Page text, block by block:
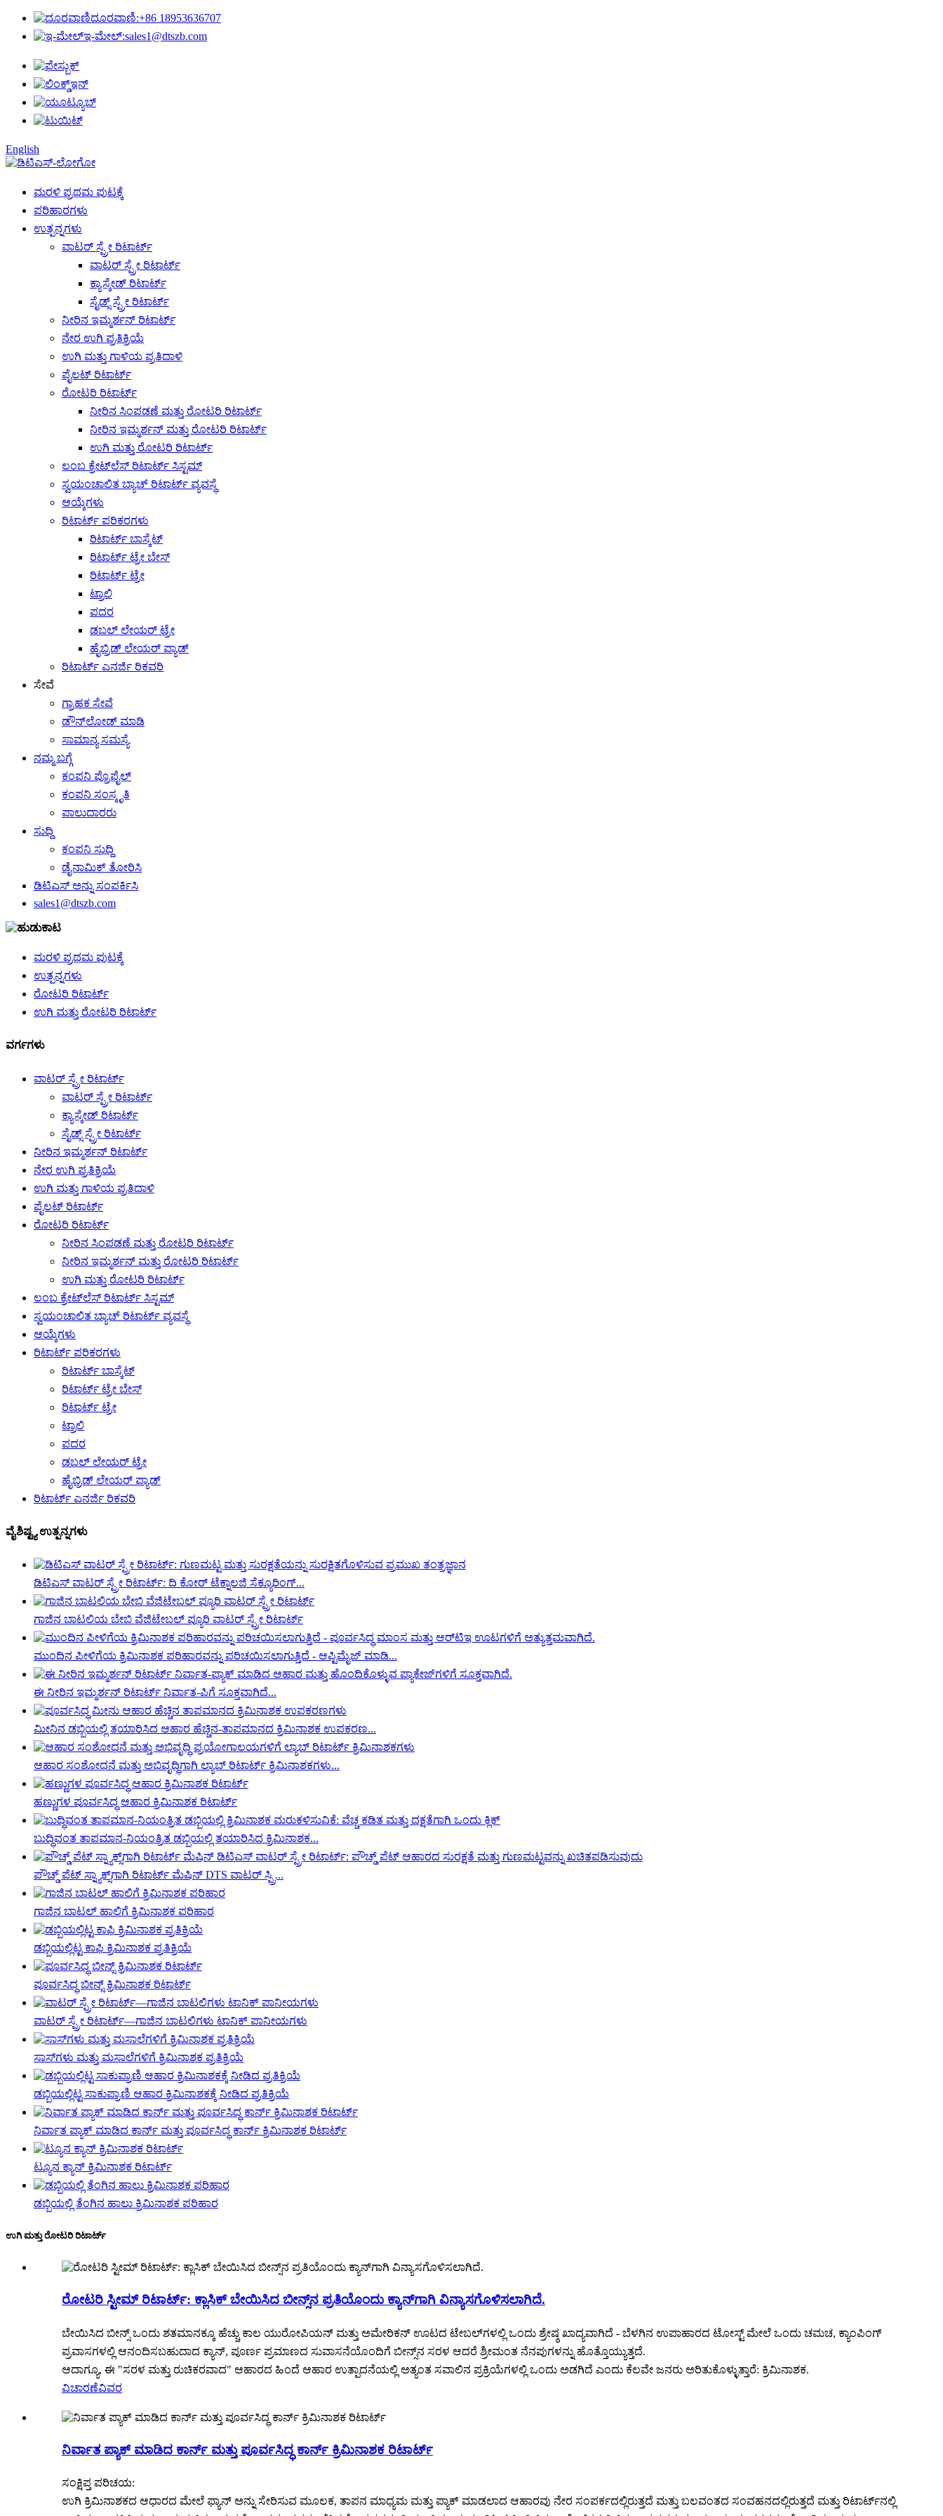
ದೂರವಾಣಿ:+86 18953636707
ಇ-ಮೇಲ್:sales1@dtszb.com
English
ಮರಳಿ ಪ್ರಥಮ ಪುಟಕ್ಕೆ
ಪರಿಹಾರಗಳು
ಉತ್ಪನ್ನಗಳು
ವಾಟರ್ ಸ್ಪ್ರೇ ರಿಟಾರ್ಟ್
ವಾಟರ್ ಸ್ಪ್ರೇ ರಿಟಾರ್ಟ್
ಕ್ಯಾಸ್ಕೇಡ್ ರಿಟಾರ್ಟ್
ಸೈಡ್ಸ್ ಸ್ಪ್ರೇ ರಿಟಾರ್ಟ್
ನೀರಿನ ಇಮ್ಮರ್ಶನ್ ರಿಟಾರ್ಟ್
ನೇರ ಉಗಿ ಪ್ರತಿಕ್ರಿಯೆ
ಉಗಿ ಮತ್ತು ಗಾಳಿಯ ಪ್ರತಿದಾಳಿ
ಪೈಲಟ್ ರಿಟಾರ್ಟ್
ರೋಟರಿ ರಿಟಾರ್ಟ್
ನೀರಿನ ಸಿಂಪಡಣೆ ಮತ್ತು ರೋಟರಿ ರಿಟಾರ್ಟ್
ನೀರಿನ ಇಮ್ಮರ್ಶನ್ ಮತ್ತು ರೋಟರಿ ರಿಟಾರ್ಟ್
ಉಗಿ ಮತ್ತು ರೋಟರಿ ರಿಟಾರ್ಟ್
ಲಂಬ ಕ್ರೇಟ್‌ಲೆಸ್ ರಿಟಾರ್ಟ್ ಸಿಸ್ಟಮ್
ಸ್ವಯಂಚಾಲಿತ ಬ್ಯಾಚ್ ರಿಟಾರ್ಟ್ ವ್ಯವಸ್ಥೆ
ಆಯ್ಕೆಗಳು
ರಿಟಾರ್ಟ್ ಪರಿಕರಗಳು
ರಿಟಾರ್ಟ್ ಬಾಸ್ಕೆಟ್
ರಿಟಾರ್ಟ್ ಟ್ರೇ ಬೇಸ್
ರಿಟಾರ್ಟ್ ಟ್ರೇ
ಟ್ರಾಲಿ
ಪದರ
ಡಬಲ್ ಲೇಯರ್ ಟ್ರೇ
ಹೈಬ್ರಿಡ್ ಲೇಯರ್ ಪ್ಯಾಡ್
ರಿಟಾರ್ಟ್ ಎನರ್ಜಿ ರಿಕವರಿ
ಸೇವೆ
ಗ್ರಾಹಕ ಸೇವೆ
ಡೌನ್‌ಲೋಡ್ ಮಾಡಿ
ಸಾಮಾನ್ಯ ಸಮಸ್ಯೆ
ನಮ್ಮ ಬಗ್ಗೆ
ಕಂಪನಿ ಪ್ರೊಫೈಲ್
ಕಂಪನಿ ಸಂಸ್ಕೃತಿ
ಪಾಲುದಾರರು
ಸುದ್ದಿ
ಕಂಪನಿ ಸುದ್ದಿ
ಡೈನಾಮಿಕ್ ತೋರಿಸಿ
ಡಿಟಿಎಸ್ ಅನ್ನು ಸಂಪರ್ಕಿಸಿ
sales1@dtszb.com
ಮರಳಿ ಪ್ರಥಮ ಪುಟಕ್ಕೆ
ಉತ್ಪನ್ನಗಳು
ರೋಟರಿ ರಿಟಾರ್ಟ್
ಉಗಿ ಮತ್ತು ರೋಟರಿ ರಿಟಾರ್ಟ್
ವರ್ಗಗಳು
ವಾಟರ್ ಸ್ಪ್ರೇ ರಿಟಾರ್ಟ್
ವಾಟರ್ ಸ್ಪ್ರೇ ರಿಟಾರ್ಟ್
ಕ್ಯಾಸ್ಕೇಡ್ ರಿಟಾರ್ಟ್
ಸೈಡ್ಸ್ ಸ್ಪ್ರೇ ರಿಟಾರ್ಟ್
ನೀರಿನ ಇಮ್ಮರ್ಶನ್ ರಿಟಾರ್ಟ್
ನೇರ ಉಗಿ ಪ್ರತಿಕ್ರಿಯೆ
ಉಗಿ ಮತ್ತು ಗಾಳಿಯ ಪ್ರತಿದಾಳಿ
ಪೈಲಟ್ ರಿಟಾರ್ಟ್
ರೋಟರಿ ರಿಟಾರ್ಟ್
ನೀರಿನ ಸಿಂಪಡಣೆ ಮತ್ತು ರೋಟರಿ ರಿಟಾರ್ಟ್
ನೀರಿನ ಇಮ್ಮರ್ಶನ್ ಮತ್ತು ರೋಟರಿ ರಿಟಾರ್ಟ್
ಉಗಿ ಮತ್ತು ರೋಟರಿ ರಿಟಾರ್ಟ್
ಲಂಬ ಕ್ರೇಟ್‌ಲೆಸ್ ರಿಟಾರ್ಟ್ ಸಿಸ್ಟಮ್
ಸ್ವಯಂಚಾಲಿತ ಬ್ಯಾಚ್ ರಿಟಾರ್ಟ್ ವ್ಯವಸ್ಥೆ
ಆಯ್ಕೆಗಳು
ರಿಟಾರ್ಟ್ ಪರಿಕರಗಳು
ರಿಟಾರ್ಟ್ ಬಾಸ್ಕೆಟ್
ರಿಟಾರ್ಟ್ ಟ್ರೇ ಬೇಸ್
ರಿಟಾರ್ಟ್ ಟ್ರೇ
ಟ್ರಾಲಿ
ಪದರ
ಡಬಲ್ ಲೇಯರ್ ಟ್ರೇ
ಹೈಬ್ರಿಡ್ ಲೇಯರ್ ಪ್ಯಾಡ್
ರಿಟಾರ್ಟ್ ಎನರ್ಜಿ ರಿಕವರಿ
ವೈಶಿಷ್ಟ್ಯ ಉತ್ಪನ್ನಗಳು
ಡಿಟಿಎಸ್ ವಾಟರ್ ಸ್ಪ್ರೇ ರಿಟಾರ್ಟ್: ದಿ ಕೋರ್ ಟೆಕ್ನಾಲಜಿ ಸೆಕ್ಯೂರಿಂಗ್...
ಗಾಜಿನ ಬಾಟಲಿಯ ಬೇಬಿ ವೆಜಿಟೇಬಲ್ ಪ್ಯೂರಿ ವಾಟರ್ ಸ್ಪ್ರೇ ರಿಟಾರ್ಟ್
ಮುಂದಿನ ಪೀಳಿಗೆಯ ಕ್ರಿಮಿನಾಶಕ ಪರಿಹಾರವನ್ನು ಪರಿಚಯಿಸಲಾಗುತ್ತಿದೆ - ಆಪ್ಟಿಮೈಜ್ ಮಾಡಿ...
ಈ ನೀರಿನ ಇಮ್ಮರ್ಶನ್ ರಿಟಾರ್ಟ್ ನಿರ್ವಾತ-ಪಿಗೆ ಸೂಕ್ತವಾಗಿದೆ...
ಮೀನಿನ ಡಬ್ಬಿಯಲ್ಲಿ ತಯಾರಿಸಿದ ಆಹಾರ ಹೆಚ್ಚಿನ-ತಾಪಮಾನದ ಕ್ರಿಮಿನಾಶಕ ಉಪಕರಣ...
ಆಹಾರ ಸಂಶೋಧನೆ ಮತ್ತು ಅಭಿವೃದ್ಧಿಗಾಗಿ ಲ್ಯಾಬ್ ರಿಟಾರ್ಟ್ ಕ್ರಿಮಿನಾಶಕಗಳು...
ಹಣ್ಣುಗಳ ಪೂರ್ವಸಿದ್ಧ ಆಹಾರ ಕ್ರಿಮಿನಾಶಕ ರಿಟಾರ್ಟ್
ಬುದ್ಧಿವಂತ ತಾಪಮಾನ-ನಿಯಂತ್ರಿತ ಡಬ್ಬಿಯಲ್ಲಿ ತಯಾರಿಸಿದ ಕ್ರಿಮಿನಾಶಕ...
ಪೌಚ್ಡ್ ಪೆಟ್ ಸ್ನ್ಯಾಕ್ಸ್‌ಗಾಗಿ ರಿಟಾರ್ಟ್ ಮೆಷಿನ್ DTS ವಾಟರ್ ಸ್ಪ್ರಿ...
ಗಾಜಿನ ಬಾಟಲ್ ಹಾಲಿಗೆ ಕ್ರಿಮಿನಾಶಕ ಪರಿಹಾರ
ಡಬ್ಬಿಯಲ್ಲಿಟ್ಟ ಕಾಫಿ ಕ್ರಿಮಿನಾಶಕ ಪ್ರತಿಕ್ರಿಯೆ
ಪೂರ್ವಸಿದ್ಧ ಬೀನ್ಸ್ ಕ್ರಿಮಿನಾಶಕ ರಿಟಾರ್ಟ್
ವಾಟರ್ ಸ್ಪ್ರೇ ರಿಟಾರ್ಟ್—ಗಾಜಿನ ಬಾಟಲಿಗಳು ಟಾನಿಕ್ ಪಾನೀಯಗಳು
ಸಾಸ್‌ಗಳು ಮತ್ತು ಮಸಾಲೆಗಳಿಗೆ ಕ್ರಿಮಿನಾಶಕ ಪ್ರತಿಕ್ರಿಯೆ
ಡಬ್ಬಿಯಲ್ಲಿಟ್ಟ ಸಾಕುಪ್ರಾಣಿ ಆಹಾರ ಕ್ರಿಮಿನಾಶಕಕ್ಕೆ ನೀಡಿದ ಪ್ರತಿಕ್ರಿಯೆ
ನಿರ್ವಾತ ಪ್ಯಾಕ್ ಮಾಡಿದ ಕಾರ್ನ್ ಮತ್ತು ಪೂರ್ವಸಿದ್ಧ ಕಾರ್ನ್ ಕ್ರಿಮಿನಾಶಕ ರಿಟಾರ್ಟ್
ಟ್ಯೂನ ಕ್ಯಾನ್ ಕ್ರಿಮಿನಾಶಕ ರಿಟಾರ್ಟ್
ಡಬ್ಬಿಯಲ್ಲಿ ತೆಂಗಿನ ಹಾಲು ಕ್ರಿಮಿನಾಶಕ ಪರಿಹಾರ
ಉಗಿ ಮತ್ತು ರೋಟರಿ ರಿಟಾರ್ಟ್
ರೋಟರಿ ಸ್ಟೀಮ್ ರಿಟಾರ್ಟ್: ಕ್ಲಾಸಿಕ್ ಬೇಯಿಸಿದ ಬೀನ್ಸ್‌ನ ಪ್ರತಿಯೊಂದು ಕ್ಯಾನ್‌ಗಾಗಿ ವಿನ್ಯಾಸಗೊಳಿಸಲಾಗಿದೆ.
ಬೇಯಿಸಿದ ಬೀನ್ಸ್ ಒಂದು ಶತಮಾನಕ್ಕೂ ಹೆಚ್ಚು ಕಾಲ ಯುರೋಪಿಯನ್ ಮತ್ತು ಅಮೇರಿಕನ್ ಊಟದ ಟೇಬಲ್‌ಗಳಲ್ಲಿ ಒಂದು ಶ್ರೇಷ್ಠ ಖಾದ್ಯವಾಗಿದೆ - ಬೆಳಗಿನ ಉಪಾಹಾರದ ಟೋಸ್ಟ್ ಮೇಲೆ ಒಂದು ಚಮಚ, ಕ್ಯಾಂಪಿಂಗ್
ಪ್ರವಾಸಗಳಲ್ಲಿ ಆನಂದಿಸಬಹುದಾದ ಕ್ಯಾನ್, ಪೂರ್ಣ ಪ್ರಮಾಣದ ಸುವಾಸನೆಯೊಂದಿಗೆ ಬೀನ್ಸ್‌ನ ಸರಳ ಆದರೆ ಶ್ರೀಮಂತ ನೆನಪುಗಳನ್ನು ಹೊತ್ತೊಯ್ಯುತ್ತದೆ.
ಆದಾಗ್ಯೂ, ಈ "ಸರಳ ಮತ್ತು ರುಚಿಕರವಾದ" ಆಹಾರದ ಹಿಂದೆ ಆಹಾರ ಉತ್ಪಾದನೆಯಲ್ಲಿ ಅತ್ಯಂತ ಸವಾಲಿನ ಪ್ರಕ್ರಿಯೆಗಳಲ್ಲಿ ಒಂದು ಅಡಗಿದೆ ಎಂದು ಕೆಲವೇ ಜನರು ಅರಿತುಕೊಳ್ಳುತ್ತಾರೆ: ಕ್ರಿಮಿನಾಶಕ.
ವಿಚಾರಣೆವಿವರ
ನಿರ್ವಾತ ಪ್ಯಾಕ್ ಮಾಡಿದ ಕಾರ್ನ್ ಮತ್ತು ಪೂರ್ವಸಿದ್ಧ ಕಾರ್ನ್ ಕ್ರಿಮಿನಾಶಕ ರಿಟಾರ್ಟ್
ಸಂಕ್ಷಿಪ್ತ ಪರಿಚಯ:
ಉಗಿ ಕ್ರಿಮಿನಾಶಕದ ಆಧಾರದ ಮೇಲೆ ಫ್ಯಾನ್ ಅನ್ನು ಸೇರಿಸುವ ಮೂಲಕ, ತಾಪನ ಮಾಧ್ಯಮ ಮತ್ತು ಪ್ಯಾಕ್ ಮಾಡಲಾದ ಆಹಾರವು ನೇರ ಸಂಪರ್ಕದಲ್ಲಿರುತ್ತದೆ ಮತ್ತು ಬಲವಂತದ ಸಂವಹನದಲ್ಲಿರುತ್ತದೆ ಮತ್ತು ರಿಟಾರ್ಟ್‌ನಲ್ಲಿ